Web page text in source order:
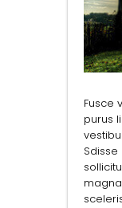
Fusce
purus